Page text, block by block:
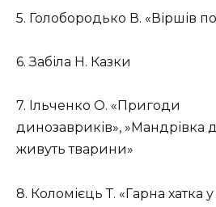
5. Голобородько В. «Віршів
6. Забіла Н. Казки
7. Ільченко О. «Пригоди
динозавриків», »Мандрівка
живуть тварини»
8. Коломієць Т. «Гарна хатка